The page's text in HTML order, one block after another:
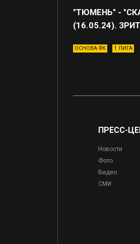
"ТЮМЕНЬ" -
(16.05.24).
ОСНОВА ФК 1 ЛИГА
ПРЕСС-
Новости
Фото
Видео
СМИ